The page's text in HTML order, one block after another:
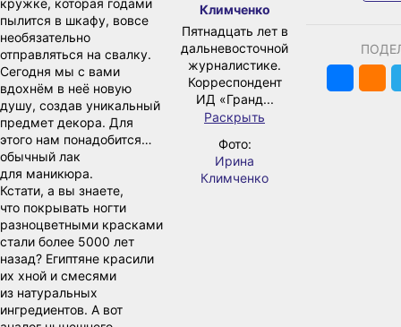
кружке, которая годами
пылится в шкафу, вовсе
необязательно
отправляться на свалку.
Сегодня мы с вами
вдохнём в неё новую
душу, создав уникальный
предмет декора. Для
этого нам понадобится…
обычный лак
для маникюра.
Кстати, а вы знаете,
что покрывать ногти
разноцветными красками
стали более 5000 лет
назад? Египтяне красили
их хной и смесями
из натуральных
ингредиентов. А вот
Климченко
Пятнадцать лет в
дальневосточной
журналистике.
Корреспондент
ИД «Гранд...
Раскрыть
Фото:
Ирина
Климченко